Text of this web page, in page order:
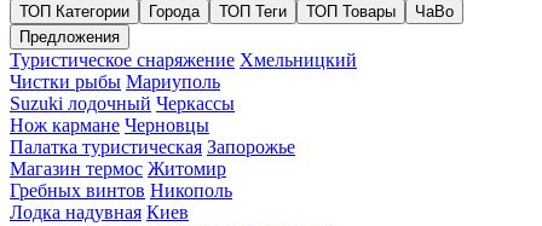
ТОП Категории Города ТОП Теги ТОП Товары
ЧаВо
Предложения
Туристическое снаряжение Хмельницкий
Чистки рыбы Мариуполь
Suzuki лодочный Черкассы
Нож кармане Черновцы
Палатка туристическая Запорожье
Магазин термос Житомир
Гребных винтов Никополь
Лодка надувная Киев